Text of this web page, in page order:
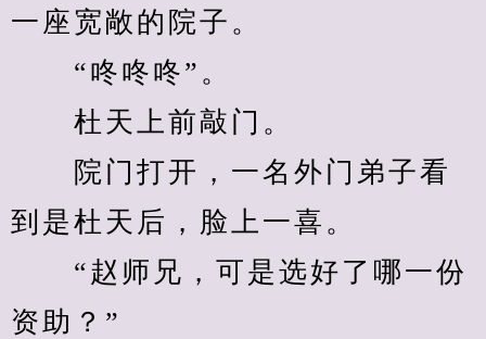
一座宽敞的院子。
“咚咚咚”。
杜天上前敲门。
院门打开，一名外门弟子看
到是杜天后，脸上一喜。
“赵师兄，可是选好了哪一份
资助？”